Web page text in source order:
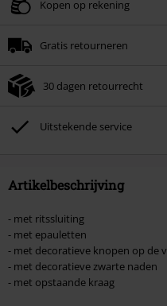
Geldig t/m 09-08-2026
Zodra je de code hebt ingevoerd,
Kan niet gecombineerd worden
Toten Hosen, Metality,
donatie zijn uitgesloten van de
Kopen op rekening
Gratis retourneren
30 dagen retourrecht
Uitstekende service
Artikelbeschrijving
- met ritssluiting
- met epauletten
- met decoratieve knopen op de
- met decoratieve zwarte naden
- met opstaande kraag